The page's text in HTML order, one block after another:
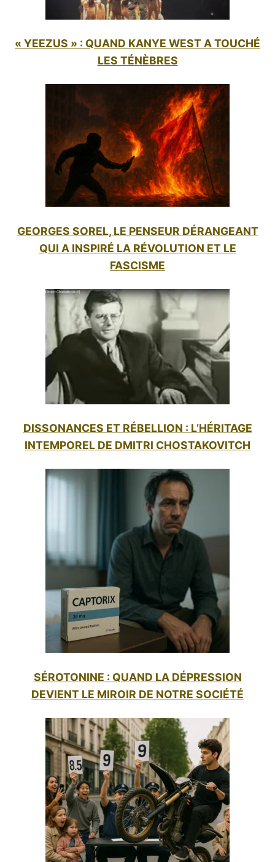
« YEEZUS » : QUAND KANYE WEST A TOUCHÉ
LES TÉNÈBRES
GEORGES SOREL, LE PENSEUR DÉRANGEANT
QUI A INSPIRÉ LA RÉVOLUTION ET LE
FASCISME
DISSONANCES ET RÉBELLION : L’HÉRITAGE
INTEMPOREL DE DMITRI CHOSTAKOVITCH
SÉROTONINE : QUAND LA DÉPRESSION
DEVIENT LE MIROIR DE NOTRE SOCIÉTÉ